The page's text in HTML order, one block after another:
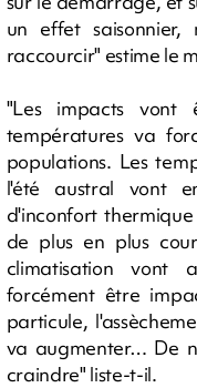
un effet
raccourcir" estime le
"Les impacts vont
températures va
populations. Les
l'été austral vont
d'inconfort
de plus en plus
climatisation vont
forcément être
particule,
va augmenter… De
craindre" liste-t-il.